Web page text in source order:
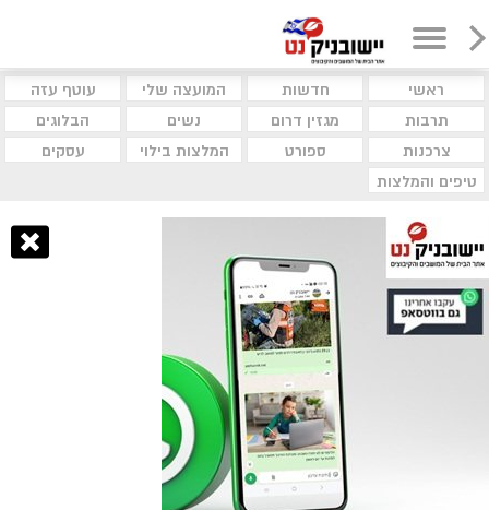
ראשי חדשות המועצה שלי
עוטף עזה
תרבות
מגזין דרום נשים
הבלוגים
צרכנות
ספורט המלצות בילוי
עסקים
טיפים והמלצות